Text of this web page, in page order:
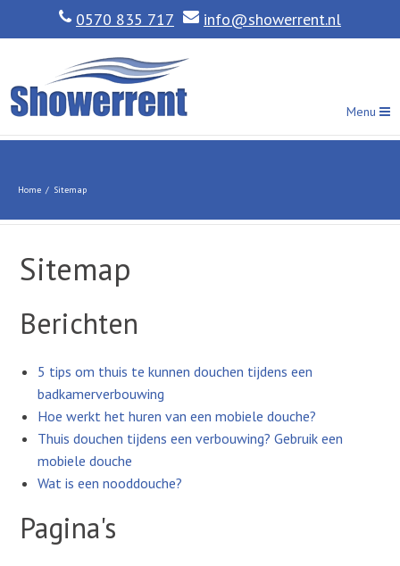
0570 835 717 info@showerrent.nl
Menu
Home / Sitemap
Sitemap
Berichten
5 tips om thuis te kunnen douchen tijdens een
badkamerverbouwing
Hoe werkt het huren van een mobiele douche?
Thuis douchen tijdens een verbouwing? Gebruik een
mobiele douche
Wat is een nooddouche?
Pagina's